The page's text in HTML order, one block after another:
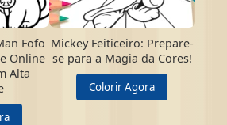
Fofo
Online
Alta
Mickey Feiticeiro: Prepare-
se para a Magia da Cores!
Colorir Agora